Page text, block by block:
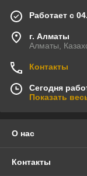
Работает с
г. Алматы
Алматы,
Контакты
Сегодня
Показать
О нас
Контакты